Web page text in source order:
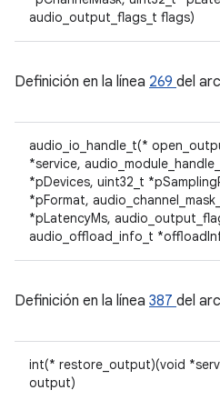
audio_output_flags_t flags)
Definición en la línea 269 del
audio_io_handle_t(*
*service,
*pDevices, uint32_t
*pFormat,
*pLatencyMs,
audio_offload_info_t
Definición en la línea 387 del
int(* restore_output)(void
output)